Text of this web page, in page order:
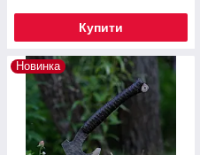
Купити
Новинка